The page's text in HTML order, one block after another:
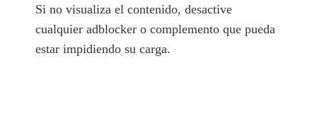
Si no visualiza el contenido, desactive
cualquier adblocker o complemento que pueda
estar impidiendo su carga.